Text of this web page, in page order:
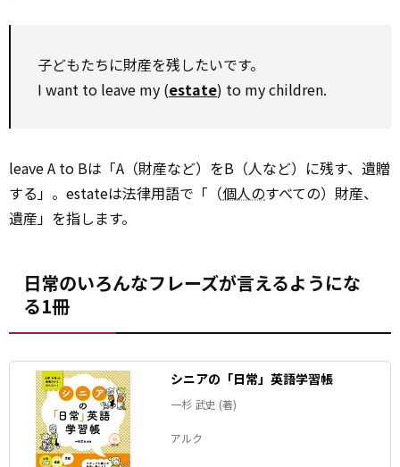
子どもたちに財産を残したいです。
I want to leave my (estate) to my children.
leave A to Bは「A（財産など）をB（人など）に残す、遺贈
する」。estateは法律用語で「（個人のすべての）財産、
遺産」を指します。
日常のいろんなフレーズが言えるようにな
る1冊
シニアの「日常」英語学習帳
一杉 武史 (著)
アルク